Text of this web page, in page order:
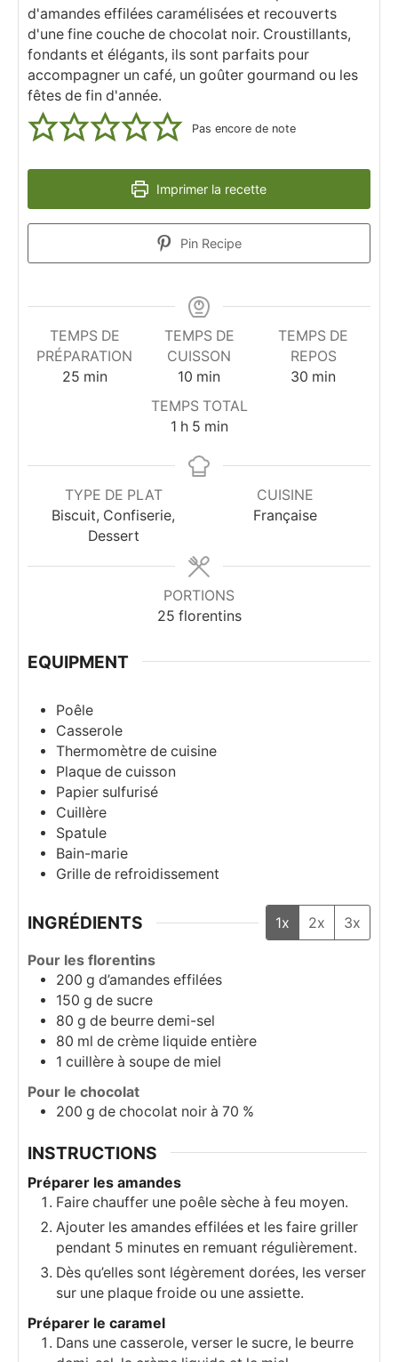
d'amandes effilées caramélisées et recouverts
d'une fine couche de chocolat noir. Croustillants,
fondants et élégants, ils sont parfaits pour
accompagner un café, un goûter gourmand ou les
fêtes de fin d'année.
Pas encore de note
Imprimer la recette
Pin Recipe
TEMPS DE
PRÉPARATION
25minutes
min
TEMPS DE
CUISSON
10 minutes
min
TEMPS DE
REPOS
30 minutes
min
TEMPS TOTAL
1heure
h 5minutes
min
TYPE DE PLAT
Biscuit, Confiserie,
Dessert
CUISINE
Française
PORTIONS
25 florentins
EQUIPMENT
Poêle
Casserole
Thermomètre de cuisine
Plaque de cuisson
Papier sulfurisé
Cuillère
Spatule
Bain-marie
Grille de refroidissement
INGRÉDIENTS 1x 2x 3x
Pour les florentins
200 g d’amandes effilées
150 g de sucre
80 g de beurre demi-sel
80 ml de crème liquide entière
1 cuillère à soupe de miel
Pour le chocolat
200 g de chocolat noir à 70 %
INSTRUCTIONS
Préparer les amandes
Faire chauffer une poêle sèche à feu moyen.
Ajouter les amandes effilées et les faire griller
pendant 5 minutes en remuant régulièrement.
Dès qu’elles sont légèrement dorées, les verser
sur une plaque froide ou une assiette.
Préparer le caramel
Dans une casserole, verser le sucre, le beurre